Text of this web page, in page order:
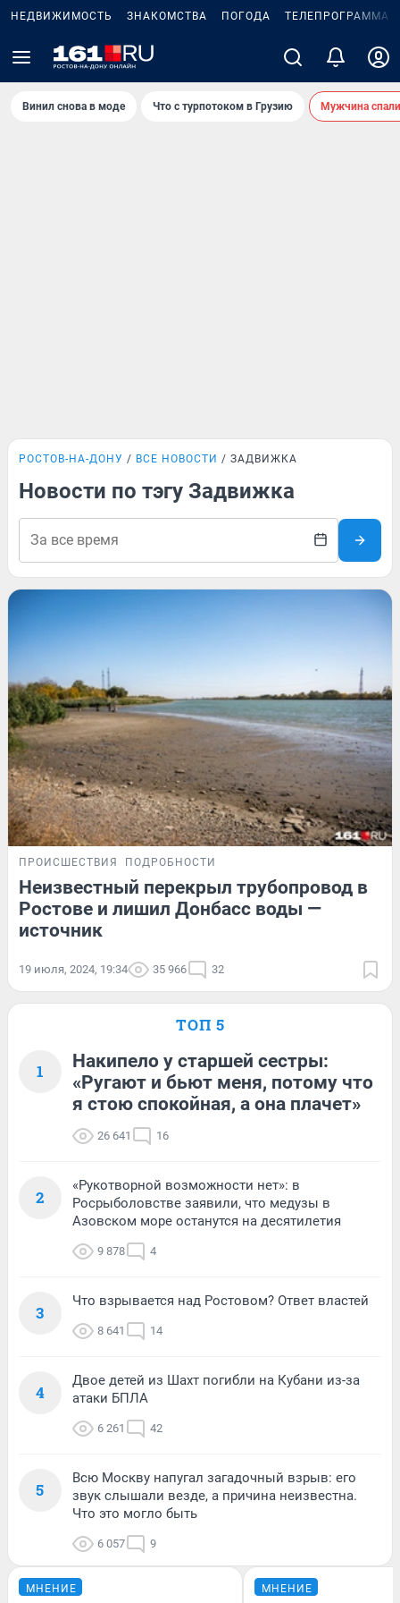
НЕДВИЖИМОСТЬ ЗНАКОМСТВА ПОГОДА ТЕЛЕПРОГРАММА
Винил снова в моде Что с турпотоком в Грузию Мужчина
РОСТОВ-НА-ДОНУ ВСЕ НОВОСТИ ЗАДВИЖКА
Новости по тэгу Задвижка
ПРОИСШЕСТВИЯ ПОДРОБНОСТИ
Неизвестный перекрыл трубопровод в
Ростове и лишил Донбасс воды —
источник
19 июля, 2024, 19:34 35 966 32
ТОП 5
1
Накипело у старшей сестры:
«Ругают и бьют меня, потому что
я стою спокойная, а она плачет»
26 641 16
2
«Рукотворной возможности нет»: в
Росрыболовстве заявили, что медузы в
Азовском море останутся на десятилетия
9 878 4
3
Что взрывается над Ростовом? Ответ властей
8 641 14
4
Двое детей из Шахт погибли на Кубани из-за
атаки БПЛА
6 261 42
5
Всю Москву напугал загадочный взрыв: его
звук слышали везде, а причина неизвестна.
Что это могло быть
6 057 9
МНЕНИЕ МНЕНИЕ